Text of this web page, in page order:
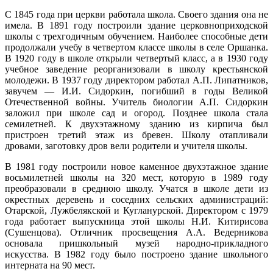
12:06:8501002:177
Шулка, мкр микрорайон, д 7
зу нет
12:06:8501002:179
Марий Эл, р-н Оршанский, с
Шулка, мкр микрорайон, д 7
зу нет
12:06:8501002:180
Марий Эл, р-н Оршанский, с
Шулка, мкр микрорайон, д 7
зу нет
12:06:8501002:190
Марий Эл, р-н Оршанский, с
Шулка, мкр микрорайон, д 7
зу нет
12:06:8501002:196
Марий Эл, р-н Оршанский, с
Шулка, мкр микрорайон, д 7
зу нет
12:06:8501002:204
Марий Эл, р-н Оршанский, с
Шулка, мкр микрорайон, д 7
зу нет
12:06:8501002:206
Марий Эл, р-н Оршанский, с
Шулка, мкр микрорайон, д 7
зу нет
12:06:8501002:221
Марий Эл, р-н Оршанский, с
Шулка, мкр микрорайон, д 7
зу нет
12:06:8501002:222
Марий Эл, р-н Оршанский, с
Шулка, мкр микрорайон, д 7
зу нет
12:06:8501002:77
Марий Эл, р-н Оршанский, с
Шулка, мкр микрорайон, д 7
зу нет
12:06:8501002:82
Марий Эл, р-н Оршанский, с
Шулка, мкр микрорайон, д 7
зу нет
12:06:8501002:85
Марий Эл, р-н Оршанский, с
Шулка, мкр микрорайон, д 7
зу нет
0.2°
744
97%
4.5
230°
17.02
00:00
0.6°
740
97%
5.7
224°
17.02
03:00
0.3°
738
96%
7.1
260°
С 1845 года при церкви работала школа. Своего здания она не
имела. В 1891 году построили здание церковноприходской
школы с трехгодичным обучением. Наиболее способные дети
продолжали учебу в четвертом классе школы в селе Оршанка.
В 1920 году в школе открыли четвертый класс, а в 1930 году
учебное заведение реорганизовали в школу крестьянской
молодежи. В 1937 году директором работал А.П. Липатников,
завучем — И.И. Сидоркин, погибший в годы Великой
Отечественной войны. Учитель биологии А.П. Сидоркин
заложил при школе сад и огород. Позднее школа стала
семилетней. К двухэтажному зданию из кирпича был
пристроен третий этаж из бревен. Школу отапливали
дровами, заготовку дров вели родители и учителя школы.
В 1981 году построили новое каменное двухэтажное здание
восьмилетней школы на 320 мест, которую в 1989 году
преобразовали в среднюю школу. Учатся в школе дети из
окрестных деревень и соседних сельских администраций:
Отарской, Лужбелякской и Кугланурской. Директором с 1979
года работает выпускница этой школы Н.И. Китирисова
(Сушенцова). Отличник просвещения А.А. Ведерникова
основала пришкольный музей народно-прикладного
искусства. В 1982 году было построено здание школьного
интерната на 90 мест.